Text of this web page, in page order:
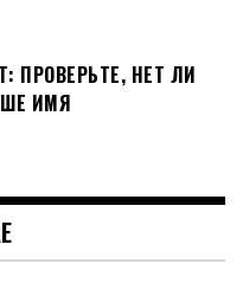
ПРОВЕРЬТЕ, НЕТ ЛИ
ИМЯ